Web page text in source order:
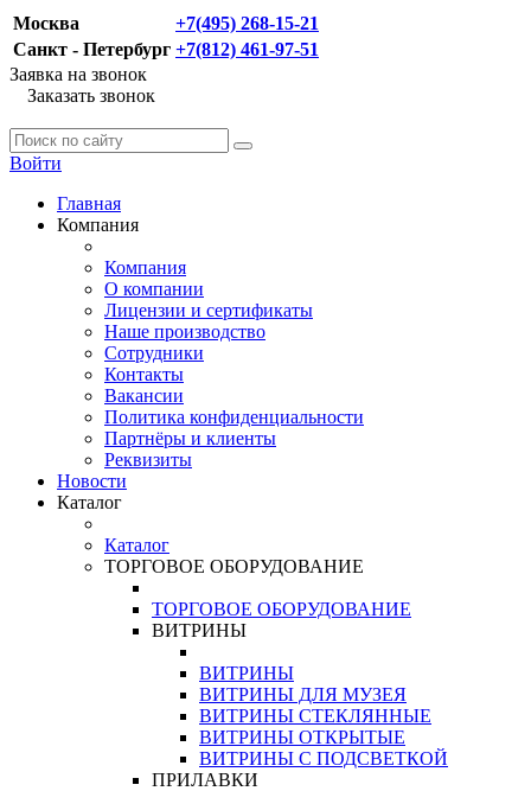
Москва
+7(495) 268-15-21
Санкт - Петербург +7(812) 461-97-51
Заявка на звонок
Заказать звонок
Войти
Главная
Компания
Компания
О компании
Лицензии и сертификаты
Наше производство
Сотрудники
Контакты
Вакансии
Политика конфиденциальности
Партнёры и клиенты
Реквизиты
Новости
Каталог
Каталог
ТОРГОВОЕ ОБОРУДОВАНИЕ
ТОРГОВОЕ ОБОРУДОВАНИЕ
ВИТРИНЫ
ВИТРИНЫ
ВИТРИНЫ ДЛЯ МУЗЕЯ
ВИТРИНЫ СТЕКЛЯННЫЕ
ВИТРИНЫ ОТКРЫТЫЕ
ВИТРИНЫ С ПОДСВЕТКОЙ
ПРИЛАВКИ